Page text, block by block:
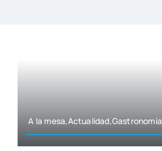
A la mesa,Actualidad,Gastronomía